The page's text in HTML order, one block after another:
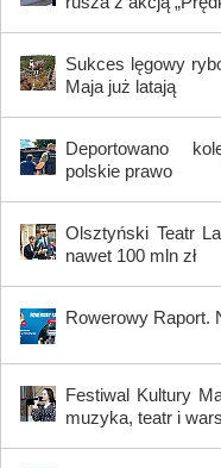
Sukces lęgowy
Maja już latają
Deportowano
polskie prawo
Olsztyński Teatr
nawet 100 mln zł
Rowerowy Raport.
Festiwal Kultury
muzyka, teatr i